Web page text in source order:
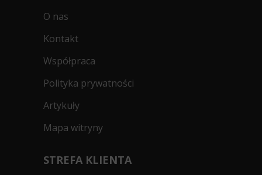
O nas
Kontakt
Współpraca
Polityka prywatności
Artykuły
Mapa witryny
STREFA KLIENTA